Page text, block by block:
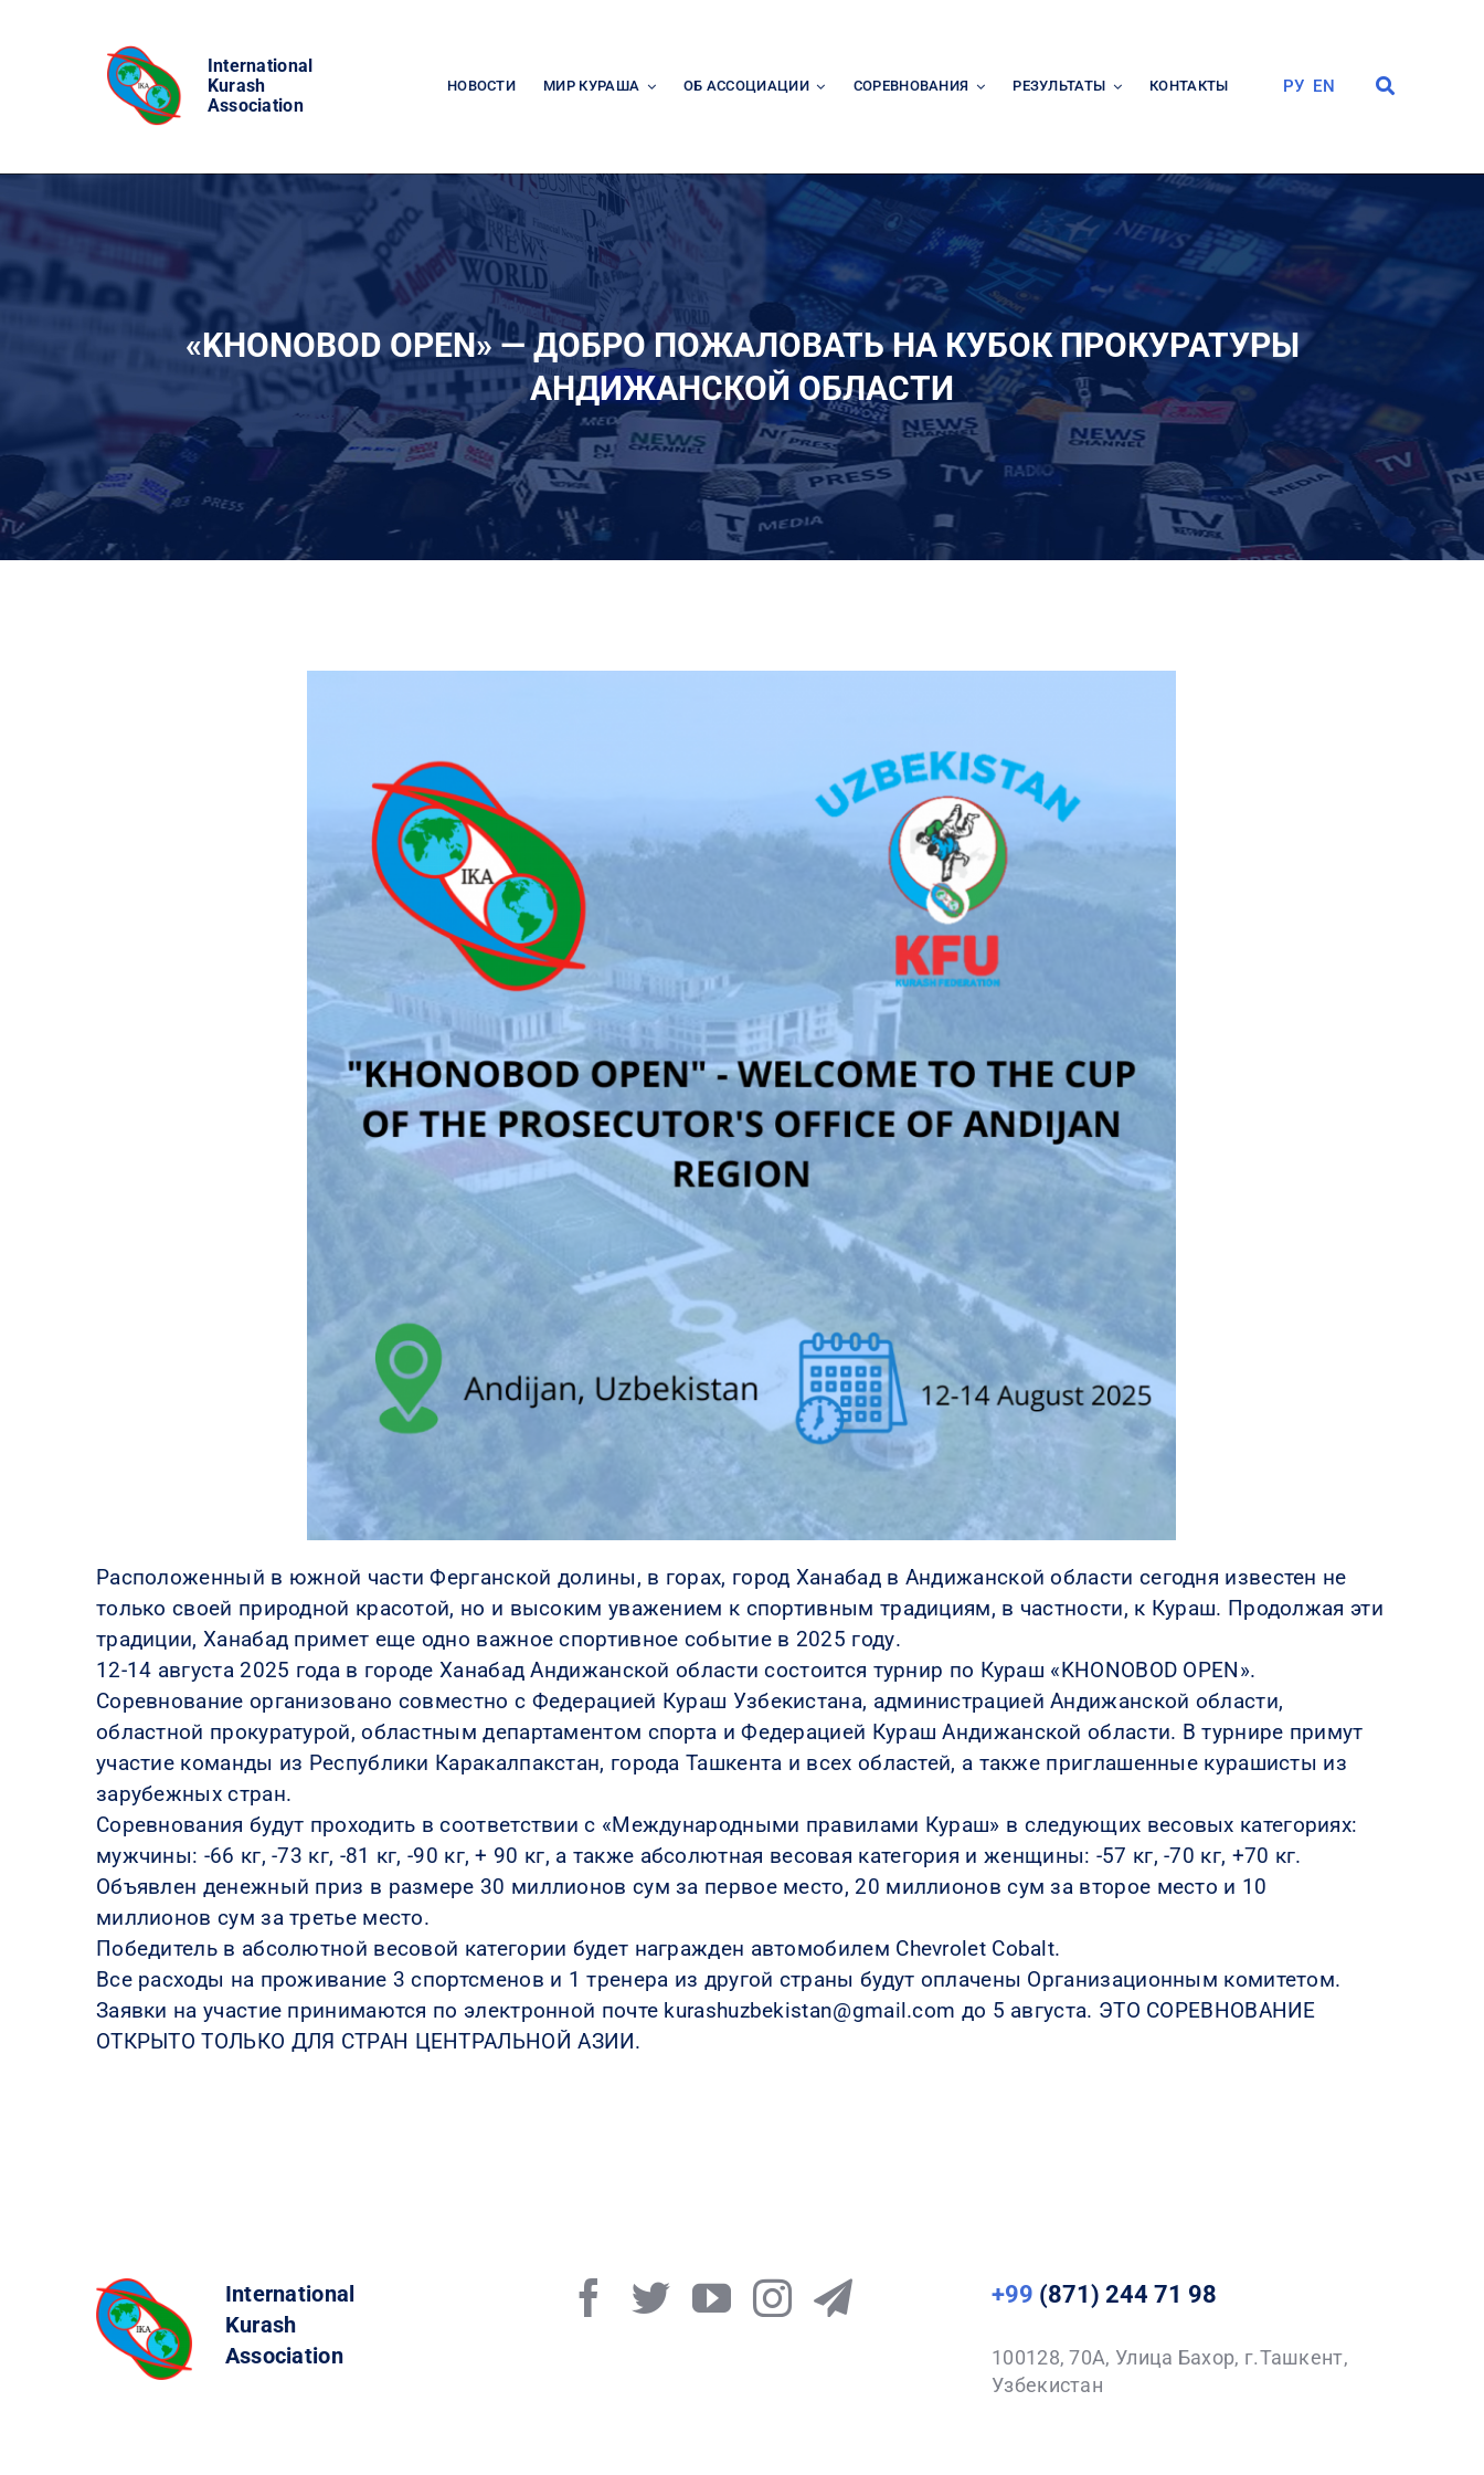
International
Kurash
Association
НОВОСТИ МИР КУРАША ОБ АССОЦИАЦИИ СОРЕВНОВАНИЯ РЕЗУЛЬТАТЫ КОНТАКТЫ РУ EN
«KHONOBOD OPEN» — ДОБРО ПОЖАЛОВАТЬ НА КУБОК ПРОКУРАТУРЫ
АНДИЖАНСКОЙ ОБЛАСТИ
Расположенный в южной части Ферганской долины, в горах, город Ханабад в Андижанской области сегодня известен не
только своей природной красотой, но и высоким уважением к спортивным традициям, в частности, к Кураш. Продолжая эти
традиции, Ханабад примет еще одно важное спортивное событие в 2025 году.
12-14 августа 2025 года в городе Ханабад Андижанской области состоится турнир по Кураш «KHONOBOD OPEN».
Соревнование организовано совместно с Федерацией Кураш Узбекистана, администрацией Андижанской области,
областной прокуратурой, областным департаментом спорта и Федерацией Кураш Андижанской области. В турнире примут
участие команды из Республики Каракалпакстан, города Ташкента и всех областей, а также приглашенные курашисты из
зарубежных стран.
Соревнования будут проходить в соответствии с «Международными правилами Кураш» в следующих весовых категориях:
мужчины: -66 кг, -73 кг, -81 кг, -90 кг, + 90 кг, а также абсолютная весовая категория и женщины: -57 кг, -70 кг, +70 кг.
Объявлен денежный приз в размере 30 миллионов сум за первое место, 20 миллионов сум за второе место и 10
миллионов сум за третье место.
Победитель в абсолютной весовой категории будет награжден автомобилем Chevrolet Cobalt.
Все расходы на проживание 3 спортсменов и 1 тренера из другой страны будут оплачены Организационным комитетом.
Заявки на участие принимаются по электронной почте kurashuzbekistan@gmail.com до 5 августа. ЭТО СОРЕВНОВАНИЕ
ОТКРЫТО ТОЛЬКО ДЛЯ СТРАН ЦЕНТРАЛЬНОЙ АЗИИ.
International
Kurash
Association
+99 (871) 244 71 98
100128, 70A, Улица Бахор, г.Ташкент,
Узбекистан